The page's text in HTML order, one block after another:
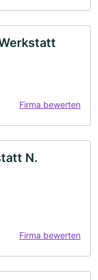
Firma bewerten
N.
Firma bewerten